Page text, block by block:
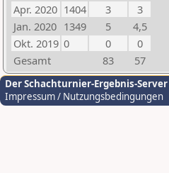
Apr. 2020 1404 3
3
Jan. 2020 1349 5
4,5
Okt. 2019 0 0
0
Gesamt
83 57
Der Schachturnier-Ergebnis-Server
Impressum / Nutzungsbedingungen